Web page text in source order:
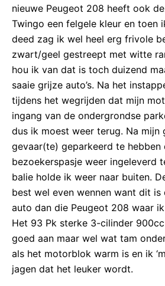
nieuwe Peugeot 208 heeft ook
Twingo een felgele kleur en toen
deed zag ik wel heel erg frivole
zwart/geel gestreept met witte
hou ik van dat is toch duizend
saaie grijze auto’s. Na het
tijdens het wegrijden dat mijn
ingang van de ondergrondse
dus ik moest weer terug. Na mijn
gevaar(te) geparkeerd te hebben
bezoekerspasje weer ingeleverd
balie holde ik weer naar buiten.
best wel even wennen want dit is
auto dan die Peugeot 208 waar
Het 93 Pk sterke 3-cilinder
goed aan maar wel wat tam
als het motorblok warm is en ik
jagen dat het leuker wordt.